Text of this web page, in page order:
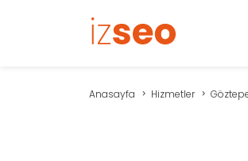
Anasayfa Hizmetler